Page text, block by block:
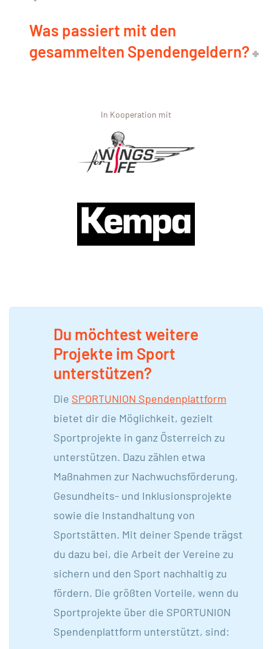
Was passiert mit den
gesammelten Spendengeldern?
In Kooperation mit
Du möchtest weitere
Projekte im Sport
unterstützen?
Die SPORTUNION Spendenplattform
bietet dir die Möglichkeit, gezielt
Sportprojekte in ganz Österreich zu
unterstützen. Dazu zählen etwa
Maßnahmen zur Nachwuchsförderung,
Gesundheits- und Inklusionsprojekte
sowie die Instandhaltung von
Sportstätten. Mit deiner Spende trägst
du dazu bei, die Arbeit der Vereine zu
sichern und den Sport nachhaltig zu
fördern. Die größten Vorteile, wenn du
Sportprojekte über die SPORTUNION
Spendenplattform unterstützt, sind: